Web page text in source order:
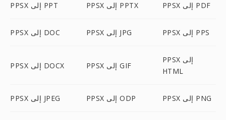
PPSX إلى PPT PPSX إلى PPTX PPSX إلى PDF
PPSX إلى DOC PPSX إلى JPG PPSX إلى PPS
PPSX إلى DOCX PPSX إلى GIF
PPSX إلى
HTML
PPSX إلى JPEG PPSX إلى ODP PPSX إلى PNG